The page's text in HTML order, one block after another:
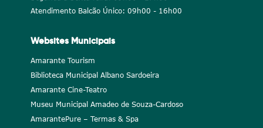
Atendimento Balcão Único: 09h00 - 16h00
Websites Municipais
Amarante Tourism
Biblioteca Municipal Albano Sardoeira
Amarante Cine-Teatro
Museu Municipal Amadeo de Souza-Cardoso
AmarantePure – Termas & Spa